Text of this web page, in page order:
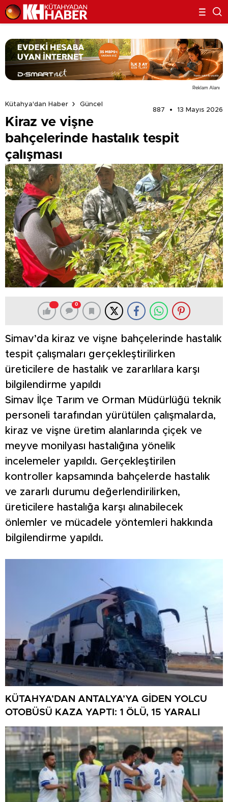
Reklam Alanı
Kütahya'dan Haber
Güncel
887
13 Mayıs 2026
Kiraz ve vişne
bahçelerinde hastalık tespit
çalışması
0
Simav’da kiraz ve vişne bahçelerinde hastalık
tespit çalışmaları gerçekleştirilirken
üreticilere de hastalık ve zararlılara karşı
bilgilendirme yapıldı
Simav İlçe Tarım ve Orman Müdürlüğü teknik
personeli tarafından yürütülen çalışmalarda,
kiraz ve vişne üretim alanlarında çiçek ve
meyve monilyası hastalığına yönelik
incelemeler yapıldı. Gerçekleştirilen
kontroller kapsamında bahçelerde hastalık
ve zararlı durumu değerlendirilirken,
üreticilere hastalığa karşı alınabilecek
önlemler ve mücadele yöntemleri hakkında
bilgilendirme yapıldı.
KÜTAHYA’DAN ANTALYA’YA GİDEN YOLCU
OTOBÜSÜ KAZA YAPTI: 1 ÖLÜ, 15 YARALI